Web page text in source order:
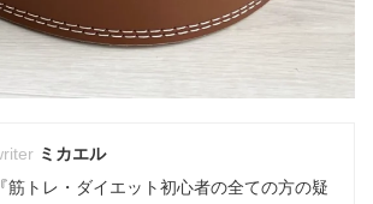
ミカエル
『筋トレ・ダイエット初心者の全ての方の疑